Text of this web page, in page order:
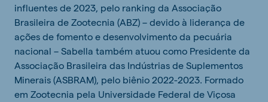
influentes de 2023, pelo ranking da Associação
Brasileira de Zootecnia (ABZ) – devido à liderança de
ações de fomento e desenvolvimento da pecuária
nacional – Sabella também atuou como Presidente da
Associação Brasileira das Indústrias de Suplementos
Minerais (ASBRAM), pelo biênio 2022-2023. Formado
em Zootecnia pela Universidade Federal de Viçosa